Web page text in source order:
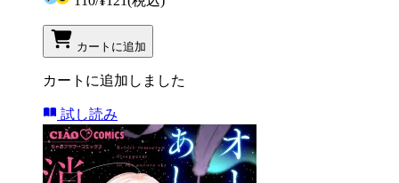
カートに追加
カートに追加しました
試し読み